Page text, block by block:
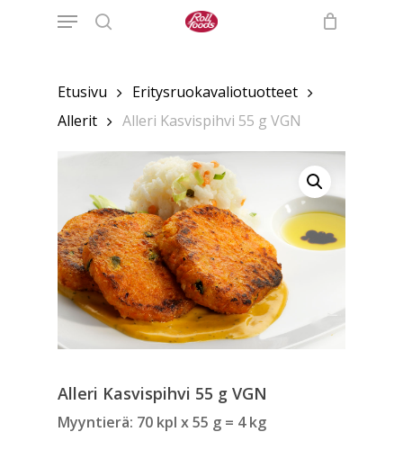
Menu
Etusivu
Eritysruokavaliotuotteet
Allerit
Alleri Kasvispihvi 55 g VGN
Alleri Kasvispihvi 55 g VGN
Myyntierä: 70 kpl x 55 g = 4 kg